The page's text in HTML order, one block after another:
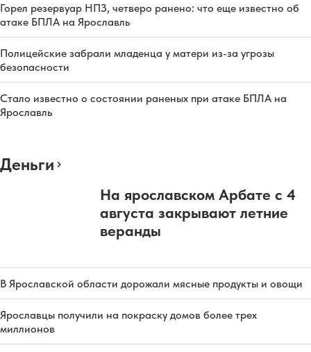
Горел резервуар НПЗ, четверо ранено: что еще известно об
атаке БПЛА на Ярославль
Полицейские забрали младенца у матери из-за угрозы
безопасности
Стало известно о состоянии раненых при атаке БПЛА на
Ярославль
Деньги
На ярославском Арбате с 4
августа закрывают летние
веранды
В Ярославской области дорожали мясные продукты и овощи
Ярославцы получили на покраску домов более трех
миллионов